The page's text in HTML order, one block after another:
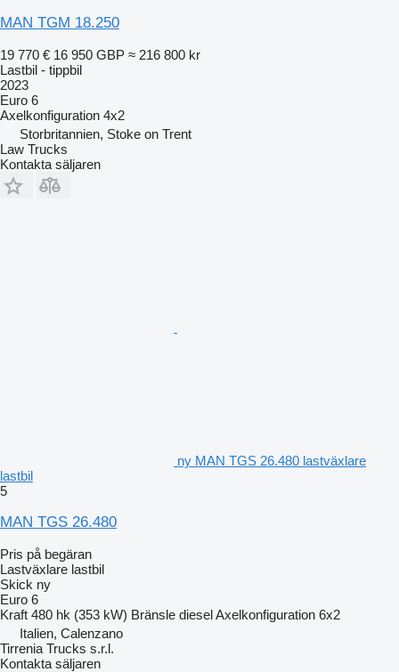
MAN TGM 18.250
19 770 € 16 950 GBP ≈ 216 800 kr
Lastbil - tippbil
2023
Euro 6
Axelkonfiguration 4x2
Storbritannien, Stoke on Trent
Law Trucks
Kontakta säljaren
ny MAN TGS 26.480 lastväxlare
lastbil
5
MAN TGS 26.480
Pris på begäran
Lastväxlare lastbil
Skick ny
Euro 6
Kraft 480 hk (353 kW) Bränsle dieselAxelkonfiguration 6x2
Italien, Calenzano
Tirrenia Trucks s.r.l.
Kontakta säljaren